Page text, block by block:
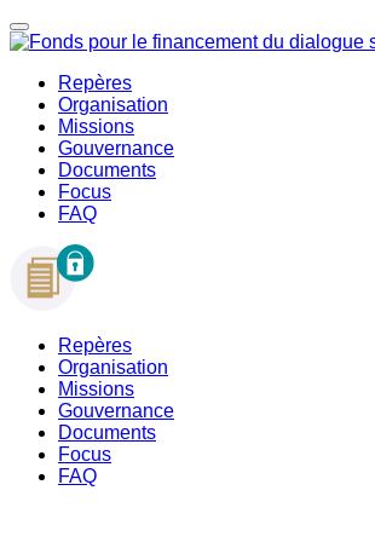
Repères
Organisation
Missions
Gouvernance
Documents
Focus
FAQ
Repères
Organisation
Missions
Gouvernance
Documents
Focus
FAQ